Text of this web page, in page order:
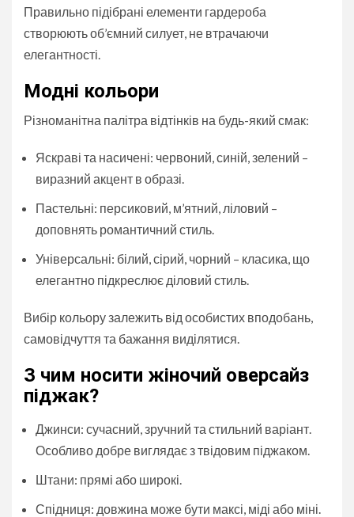
Правильно підібрані елементи гардероба
створюють об’ємний силует, не втрачаючи
елегантності.
Модні кольори
Різноманітна палітра відтінків на будь-який смак:
Яскраві та насичені: червоний, синій, зелений –
виразний акцент в образі.
Пастельні: персиковий, м’ятний, ліловий –
доповнять романтичний стиль.
Універсальні: білий, сірий, чорний – класика, що
елегантно підкреслює діловий стиль.
Вибір кольору залежить від особистих вподобань,
самовідчуття та бажання виділятися.
З чим носити жіночий оверсайз
піджак?
Джинси: сучасний, зручний та стильний варіант.
Особливо добре виглядає з твідовим піджаком.
Штани: прямі або широкі.
Спідниця: довжина може бути максі, міді або міні.